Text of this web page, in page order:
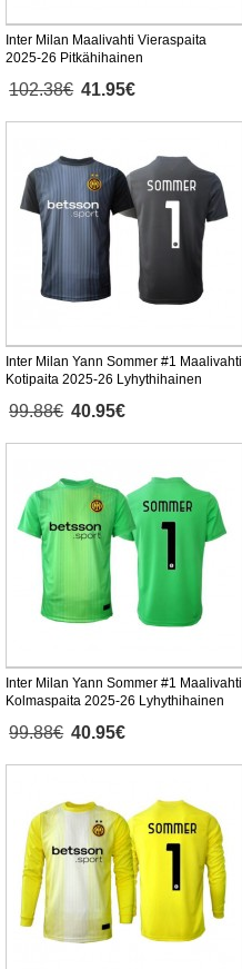
Inter Milan Maalivahti Vieraspaita
2025-26 Pitkähihainen
102.38€ 41.95€
Inter Milan Yann Sommer #1 Maalivahti
Kotipaita 2025-26 Lyhythihainen
99.88€ 40.95€
Inter Milan Yann Sommer #1 Maalivahti
Kolmaspaita 2025-26 Lyhythihainen
99.88€ 40.95€